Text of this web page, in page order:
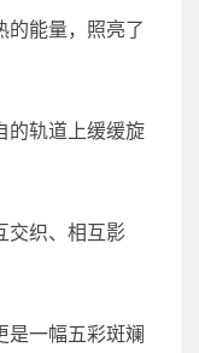
的能量，照亮了
的轨道上缓缓旋
交织、相互影
是一幅五彩斑斓